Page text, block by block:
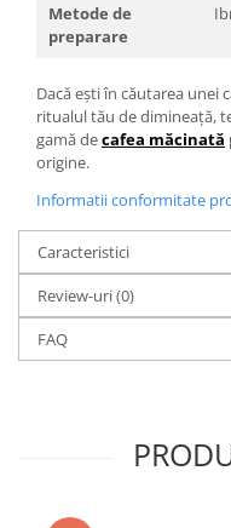
Metode de
preparare
Dacă ești în căutarea unei
ritualul tău de dimineață,
gamă decafea măcinată
origine.
Informatii conformitate
Caracteristici
Review-uri(0)
FAQ